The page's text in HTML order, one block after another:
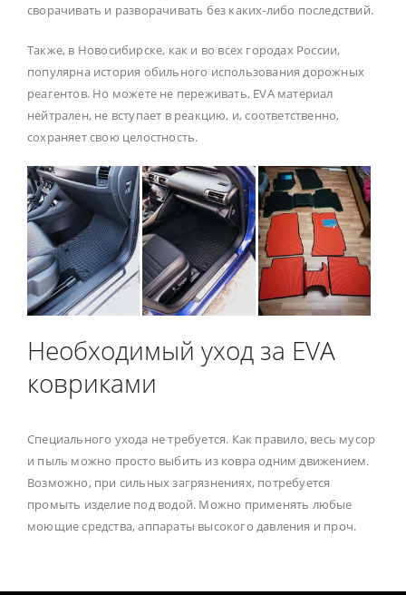
сворачивать и разворачивать без каких-либо последствий.
Также, в Новосибирске, как и во всех городах России,
популярна история обильного использования дорожных
реагентов. Но можете не переживать, EVA материал
нейтрален, не вступает в реакцию, и, соответственно,
сохраняет свою целостность.
Необходимый уход за EVA
ковриками
Специального ухода не требуется. Как правило, весь мусор
и пыль можно просто выбить из ковра одним движением.
Возможно, при сильных загрязнениях, потребуется
промыть изделие под водой. Можно применять любые
моющие средства, аппараты высокого давления и проч.